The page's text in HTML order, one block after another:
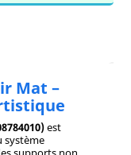
Mat –
est
système